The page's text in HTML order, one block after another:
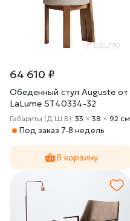
64 610 ₽
Обеденный стул Auguste от
LaLume ST40334-32
Габариты (Д Ш В): 33 × 38 × 92 cм
Под заказ 7-8 недель
В корзину